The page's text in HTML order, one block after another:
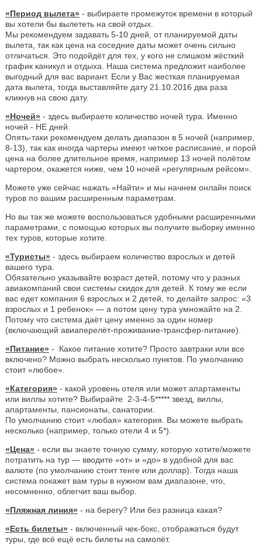
«Период вылета» - выбираете промежуток времени в который
вы хотели бы вылететь на свой отдых.
Мы рекомендуем задавать 5-10 дней, от планируемой даты
вылета, так как цена на соседние даты может очень сильно
отличаться. Это подойдёт для тех, у кого не слишком жёсткий
график каникул и отдыха. Наша система предложит наиболее
выгодный для вас вариант. Если у Вас жесткая планируемая
дата вылета, тогда выставляйте дату 21.10.2016 два раза
кликнув на свою дату.
«Ночей» - здесь выбираете количество ночей тура. Именно
ночей - НЕ дней.
Опять-таки рекомендуем делать диапазон в 5 ночей (например,
8-13), так как иногда чартеры имеют четкое расписание, и порой
цена на более длительное время, например 13 ночей полётом
чартером, окажется ниже, чем 10 ночей «регулярным рейсом».
Можете уже сейчас нажать «Найти» и мы начнем онлайн поиск
туров по вашим расширенным параметрам.
Но вы так же можете воспользоваться удобными расширенными
параметрами, с помощью которых вы получите выборку именно
тех туров, которые хотите.
«Туристы» - здесь выбираем количество взрослых и детей
вашего тура.
Обязательно указывайте возраст детей, потому что у разных
авиакомпаний свои системы скидок для детей. К тому же если
вас едет компания 6 взрослых и 2 детей, то делайте запрос: «3
взрослых и 1 ребенок» — а потом цену тура умножайте на 2.
Потому что система даёт цену именно за один номер
(включающий авиаперелёт-проживание-трансфер-питание).
«Питание» - Какое питание хотите? Просто завтраки или все
включено? Можно выбрать несколько пунктов. По умолчанию
стоит «любое».
«Категория» - какой уровень отеля или может апартаменты
или виллы хотите? Выбирайте 2-3-4-5***** звезд, виллы,
апартаменты, пансионаты, санатории.
По умолчанию стоит «любая» категория. Вы можете выбрать
несколько (например, только отели 4 и 5*).
«Цена» - если вы знаете точную сумму, которую хотите/можете
потратить на тур — вводите «от» и «до» в удобной для вас
валюте (по умолчанию стоит тенге или доллар). Тогда наша
система покажет вам туры в нужном вам диапазоне, что,
несомненно, облегчит ваш выбор.
«Пляжная линия» - на берегу? Или без разница какая?
«Есть билеты» - включенный чек-бокс, отображаться будут
туры, где всё ещё есть билеты на самолёт.